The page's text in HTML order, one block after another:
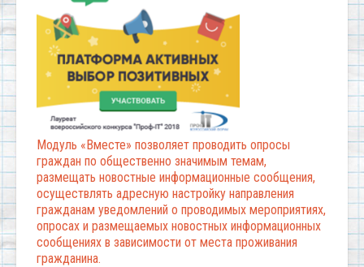
Модуль «Вместе» позволяет проводить опросы
граждан по общественно значимым темам,
размещать новостные информационные сообщения,
осуществлять адресную настройку направления
гражданам уведомлений о проводимых мероприятиях,
опросах и размещаемых новостных информационных
сообщениях в зависимости от места проживания
гражданина.